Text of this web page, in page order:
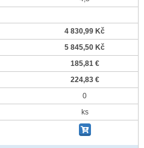
4 830,99 Kč
5 845,50 Kč
185,81 €
224,83 €
0
ks